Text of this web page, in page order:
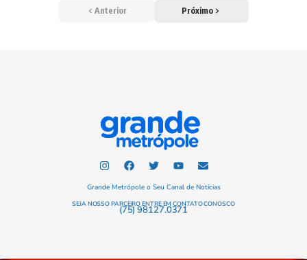
Anterior Próximo
Grande Metrópole o Seu Canal de Notícias
SEJA NOSSO PARCEIRO ENTRE EM CONTATO CONOSCO
(75) 98127.0371